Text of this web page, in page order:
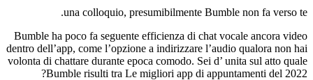
una colloquio, presumibilmente Bumble non fa verso te.
Bumble ha poco fa seguente efficienza di chat vocale ancora video
dentro dell’app, come l’opzione a indirizzare l’audio qualora non hai
volonta di chattare durante epoca comodo. Sei d’ unita sul atto quale
Bumble risulti tra Le migliori app di appuntamenti del 2022?